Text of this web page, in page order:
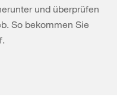
und überprüfen
So bekommen Sie